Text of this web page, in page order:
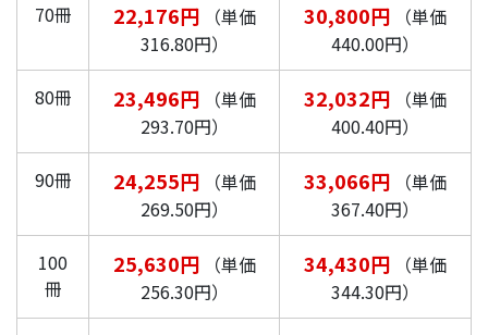
70冊 22,176円（単価
316.80円）
30,800円 （単価
440.00円）
80冊 23,496円（単価
293.70円）
32,032円 （単価
400.40円）
90冊 24,255円（単価
269.50円）
33,066円 （単価
367.40円）
100
冊
25,630円（単価
256.30円）
34,430円 （単価
344.30円）